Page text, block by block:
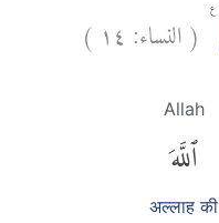
(النساء: ١٤ )
Allah
ٱللَّهَ
अल्लाह की